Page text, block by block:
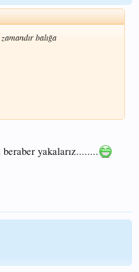
balığa
yakalarız........